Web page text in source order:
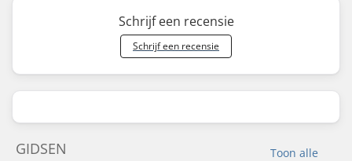
Schrijf een recensie
Schrijf een recensie
Toon alle
GIDSEN